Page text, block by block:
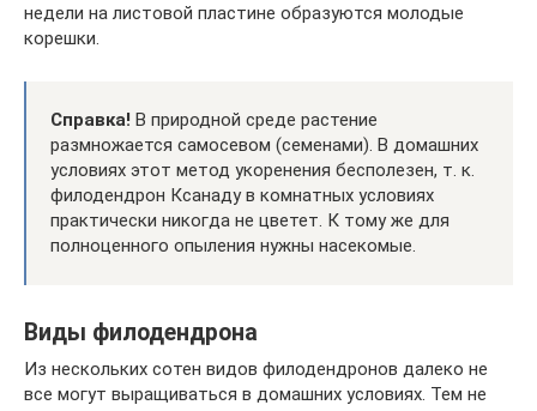
недели на листовой пластине образуются молодые
корешки.
Справка! В природной среде растение
размножается самосевом (семенами). В домашних
условиях этот метод укоренения бесполезен, т. к.
филодендрон Ксанаду в комнатных условиях
практически никогда не цветет. К тому же для
полноценного опыления нужны насекомые.
Виды филодендрона
Из нескольких сотен видов филодендронов далеко не
все могут выращиваться в домашних условиях. Тем не